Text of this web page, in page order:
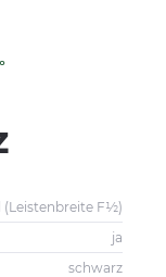
(Leistenbreite F½)
ja
schwarz